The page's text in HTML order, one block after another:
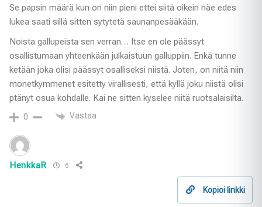
Se papsin määrä kun on niin pieni ettei siitä oikein näe edes
lukea saati sillä sitten sytytetä saunanpesääkään.
Noista gallupeista sen verran… Itse en ole päässyt
osallistumaan yhteenkään julkaistuun galluppiin. Enkä tunne
ketään joka olisi päässyt osalliseksi niistä. Joten, on niitä niin
monetkymmenet esitetty virallisesti, että kyllä joku niistä olisi
ptänyt osua kohdalle. Kai ne sitten kyselee niitä ruotsalaisilta.
0 Vastaa
HenkkaR 6
Kopioi linkki